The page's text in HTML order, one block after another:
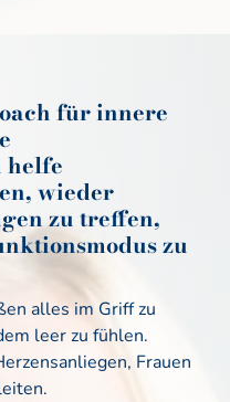
für
zu
alles im Griff
leer zu